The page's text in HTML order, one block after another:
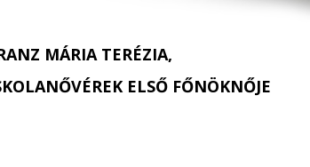
MÁRIA TERÉZIA,
ELSŐ FŐNÖKNŐJE